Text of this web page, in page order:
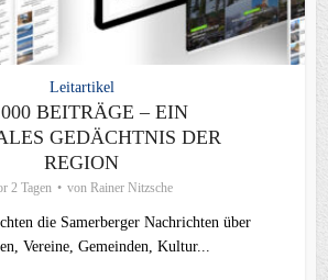
Leitartikel
BEITRÄGE – EIN
GEDÄCHTNIS DER
REGION
2 Tagen von Rainer Nitzsche
die Samerberger Nachrichten über
Vereine, Gemeinden, Kultur...